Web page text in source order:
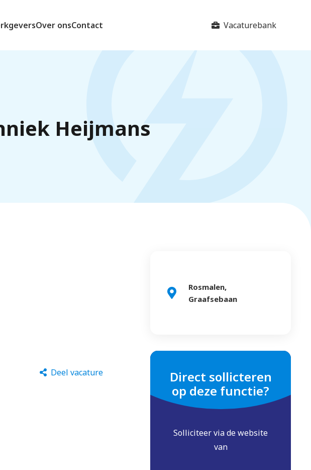
Over onsContact Vacaturebank
Heijmans
Deel vacature
Rosmalen,
Graafsebaan
Direct sollicteren
op deze functie?
Solliciteer via de website
van